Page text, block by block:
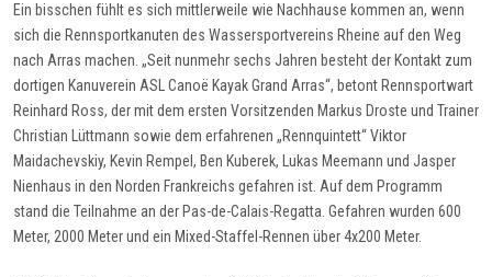
Ein bisschen fühlt es sich mittlerweile wie Nachhause kommen an, wenn
sich die Rennsportkanuten des Wassersportvereins Rheine auf den Weg
nach Arras machen. „Seit nunmehr sechs Jahren besteht der Kontakt zum
dortigen Kanuverein ASL Canoë Kayak Grand Arras“, betont Rennsportwart
Reinhard Ross, der mit dem ersten Vorsitzenden Markus Droste und Trainer
Christian Lüttmann sowie dem erfahrenen „Rennquintett“ Viktor
Maidachevskiy, Kevin Rempel, Ben Kuberek, Lukas Meemann und Jasper
Nienhaus in den Norden Frankreichs gefahren ist. Auf dem Programm
stand die Teilnahme an der Pas-de-Calais-Regatta. Gefahren wurden 600
Meter, 2000 Meter und ein Mixed-Staffel-Rennen über 4x200 Meter.